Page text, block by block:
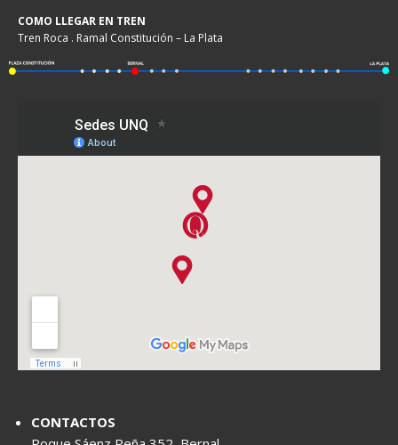
COMO LLEGAR EN TREN
Tren Roca . Ramal Constitución – La Plata
CONTACTOS